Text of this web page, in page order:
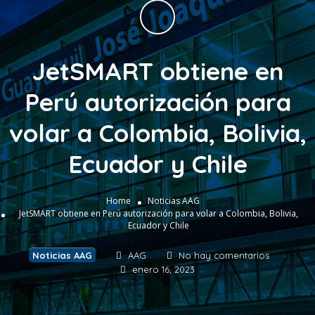
JetSMART obtiene en
Perú autorización para
volar a Colombia, Bolivia,
Ecuador y Chile
Home
Noticias AAG
JetSMART obtiene en Perú autorización para volar a Colombia, Bolivia,
Ecuador y Chile
Noticias AAG AAG
No hay comentarios
enero 16, 2023